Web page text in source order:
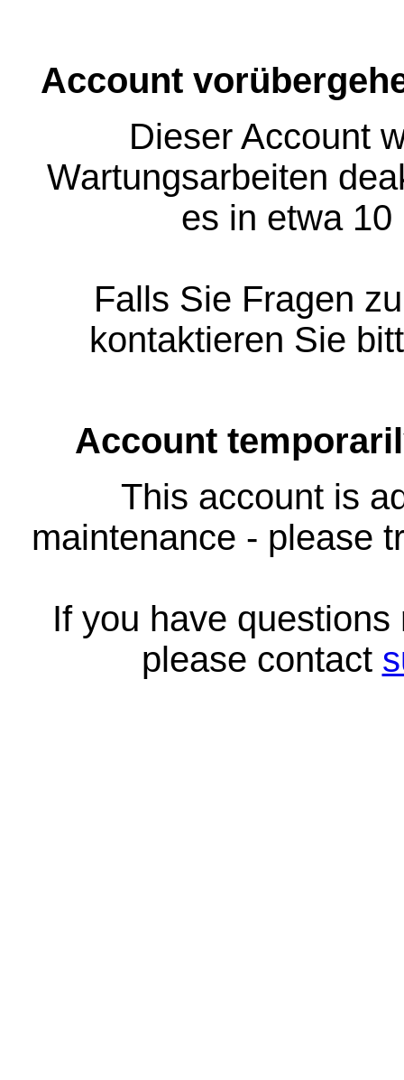
Account
Dieser Account
Wartungsarbeiten
es in etwa
Falls Sie Fragen
kontaktieren Sie
Account
This account is
maintenance - please
If you have
please contact